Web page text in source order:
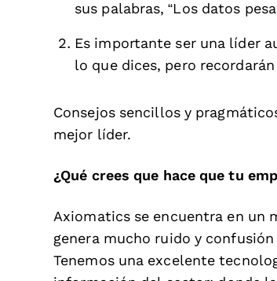
sus palabras, “Los datos
Es importante ser una líder
lo que dices, pero
Consejos sencillos y
mejor líder.
¿Qué crees que hace que tu
Axiomatics se encuentra en un
genera mucho ruido y
Tenemos una excelente